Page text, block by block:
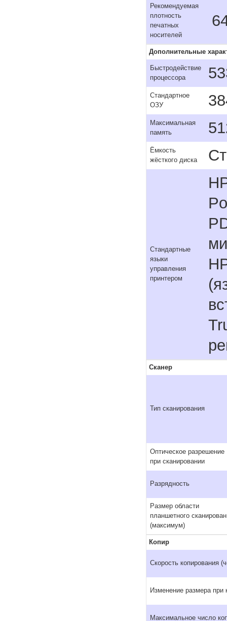
Рекомендуемая
плотность
печатных
носителей
Дополнительные
Быстродействие
процессора
Стандартное
ОЗУ
Максимальная
память
Ёмкость
жёсткого диска
Стандартные
языки
управления
принтером
Сканер
Тип сканирования
Оптическое разрешение
при сканировании
Разрядность
Размер области
планшетного
(максимум)
Копир
Скорость копирования
Изменение размера при
Максимальное число